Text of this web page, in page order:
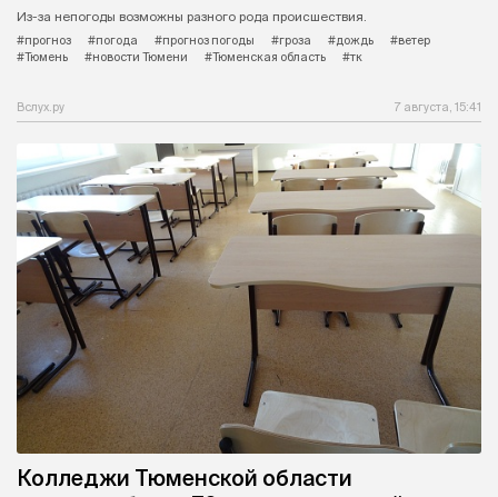
Из-за непогоды возможны разного рода происшествия.
#прогноз
#погода #прогноз погоды #гроза #дождь
#ветер
#Тюмень
#новости Тюмени #Тюменская область #тк
Вслух.ру 7 августа, 15:41
Колледжи Тюменской области